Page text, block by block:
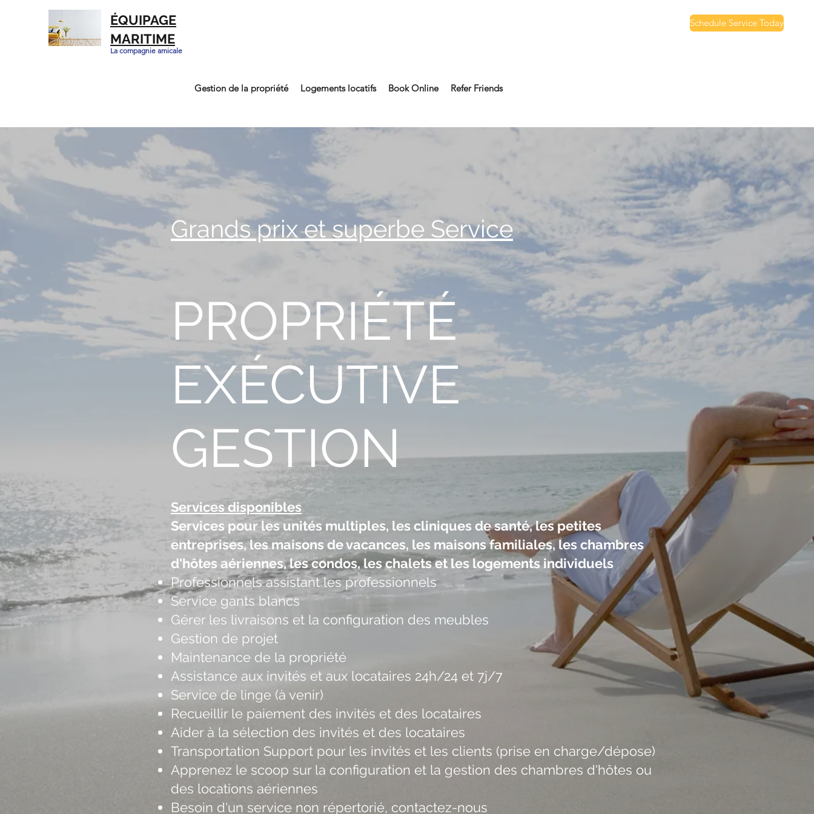
ÉQUIPAGE
MARITIME
La compagnie amicale
Schedule Service Today
Gestion de la propriété Logements locatifs Book Online Refer Friends
Grands prix et superbe Service
PROPRIÉTÉ
EXÉCUTIVE
GESTION
Services disponibles
Services pour les unités multiples, les cliniques de santé, les petites
entreprises, les maisons de vacances, les maisons familiales, les chambres
d'hôtes aériennes, les condos, les chalets et les logements individuels
Professionnels assistant les professionnels
Service gants blancs
Gérer les livraisons et la configuration des meubles
Gestion de projet
Maintenance de la propriété
Assistance aux invités et aux locataires 24h/24 et 7j/7
Service de linge (à venir)
Recueillir le paiement des invités et des locataires
Aider à la sélection des invités et des locataires
Transportation Support pour les invités et les clients (prise en charge/dépose)
Apprenez le scoop sur la configuration et la gestion des chambres d'hôtes ou
des locations aériennes
Besoin d'un service non répertorié, contactez-nous